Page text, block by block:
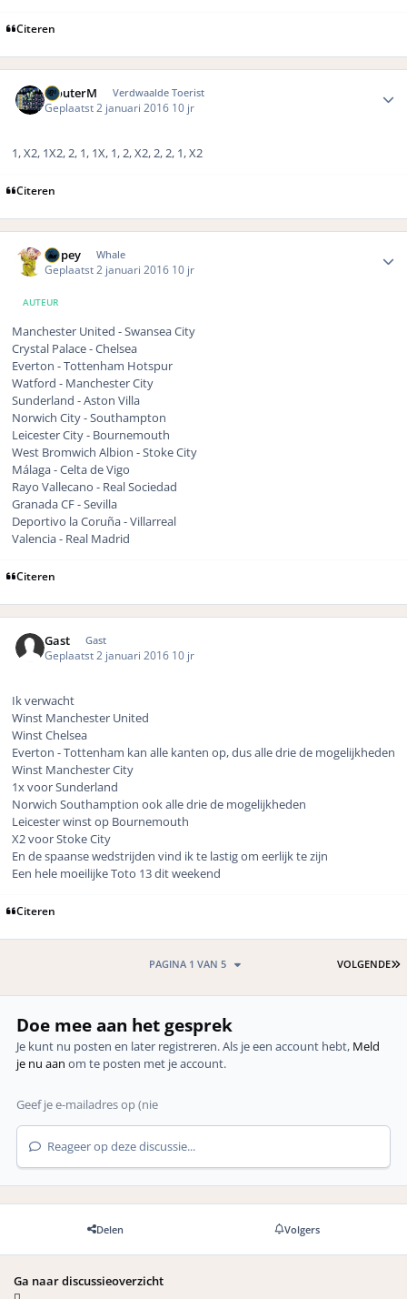
Citeren
WouterM Verdwaalde Toerist
Geplaatst 2 januari 2016 10 jr
1, X2, 1X2, 2, 1, 1X, 1, 2, X2, 2, 2, 1, X2
Citeren
Dopey Whale
Geplaatst 2 januari 2016 10 jr
AUTEUR
Manchester United - Swansea City
Crystal Palace - Chelsea
Everton - Tottenham Hotspur
Watford - Manchester City
Sunderland - Aston Villa
Norwich City - Southampton
Leicester City - Bournemouth
West Bromwich Albion - Stoke City
Málaga - Celta de Vigo
Rayo Vallecano - Real Sociedad
Granada CF - Sevilla
Deportivo la Coruña - Villarreal
Valencia - Real Madrid
Citeren
Gast Gast
Geplaatst 2 januari 2016 10 jr
Ik verwacht
Winst Manchester United
Winst Chelsea
Everton - Tottenham kan alle kanten op, dus alle drie de mogelijkheden
Winst Manchester City
1x voor Sunderland
Norwich Southamption ook alle drie de mogelijkheden
Leicester winst op Bournemouth
X2 voor Stoke City
En de spaanse wedstrijden vind ik te lastig om eerlijk te zijn
Een hele moeilijke Toto 13 dit weekend
Citeren
VOLGENDE
PAGINA 1 VAN 5
Doe mee aan het gesprek
Je kunt nu posten en later registreren. Als je een account hebt, Meld
je nu aan om te posten met je account.
Reageer op deze discussie...
Delen Volgers
Ga naar discussieoverzicht